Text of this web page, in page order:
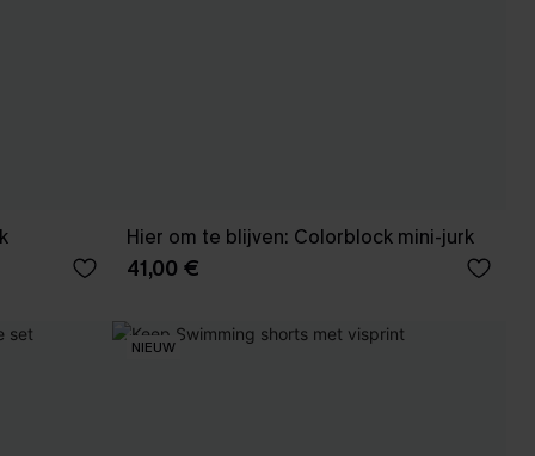
Hier om te blijven: Colorblock mini-jurk
41,00 €
NIEUW